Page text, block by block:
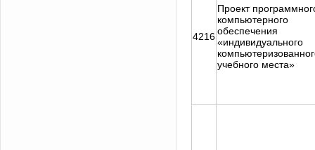
4216
Проект
компьютерного
обеспечения
«индивидуального
учебного места»